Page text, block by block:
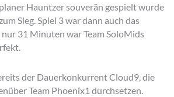
Hauntzer souverän gespielt wurde
Sieg. Spiel 3 war dann auch das
31 Minuten war Team SoloMids
der Dauerkonkurrent Cloud9, die
Team Phoenix1 durchsetzen.